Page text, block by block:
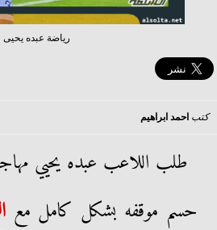
رياضة عبده يحيى
كتب احمد ابراهيم
طلب اللاعب عبده يحيي
حسم موقفه بشكل كامل مع